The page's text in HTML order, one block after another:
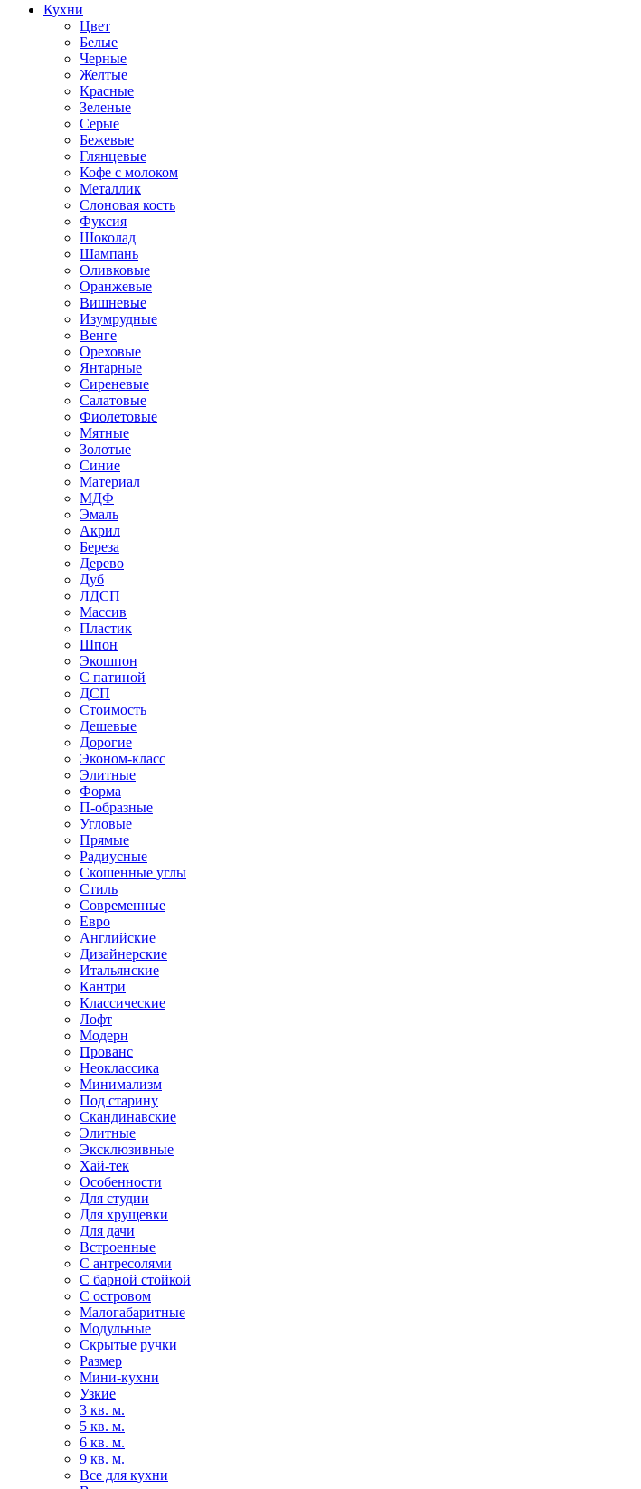
Кухни
Цвет
Белые
Черные
Желтые
Красные
Зеленые
Серые
Бежевые
Глянцевые
Кофе с молоком
Металлик
Слоновая кость
Фуксия
Шоколад
Шампань
Оливковые
Оранжевые
Вишневые
Изумрудные
Венге
Ореховые
Янтарные
Сиреневые
Салатовые
Фиолетовые
Мятные
Золотые
Синие
Материал
МДФ
Эмаль
Акрил
Береза
Дерево
Дуб
ЛДСП
Массив
Пластик
Шпон
Экошпон
С патиной
ДСП
Стоимость
Дешевые
Дорогие
Эконом-класс
Элитные
Форма
П-образные
Угловые
Прямые
Радиусные
Скошенные углы
Стиль
Современные
Евро
Английские
Дизайнерские
Итальянские
Кантри
Классические
Лофт
Модерн
Прованс
Неоклассика
Минимализм
Под старину
Скандинавские
Элитные
Эксклюзивные
Хай-тек
Особенности
Для студии
Для хрущевки
Для дачи
Встроенные
С антресолями
С барной стойкой
С островом
Малогабаритные
Модульные
Скрытые ручки
Размер
Мини-кухни
Узкие
3 кв. м.
5 кв. м.
6 кв. м.
9 кв. м.
Все для кухни